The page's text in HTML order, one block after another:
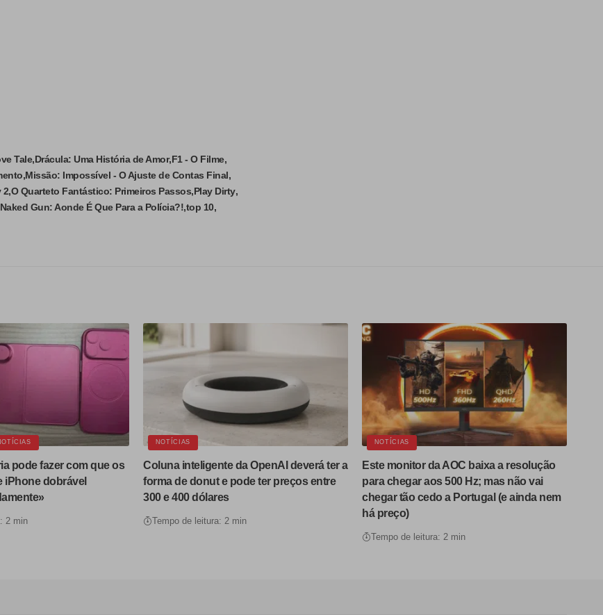
Tale Drácula: Uma História de Amor F1 - O Filme
Missão: Impossível - O Ajuste de Contas Final
2 O Quarteto Fantástico: Primeiros Passos Play Dirty
Gun: Aonde É Que Para a Polícia?! top 10
pode fazer com que os
iPhone dobrável
2 min
NOTÍCIAS
Coluna inteligente da OpenAI deverá ter a
forma de donut e pode ter preços entre
300 e 400 dólares
Tempo de leitura: 2 min
NOTÍCIAS
Este monitor da AOC baixa a resolução
para chegar aos 500 Hz; mas não vai
chegar tão cedo a Portugal (e ainda nem
há preço)
Tempo de leitura: 2 min